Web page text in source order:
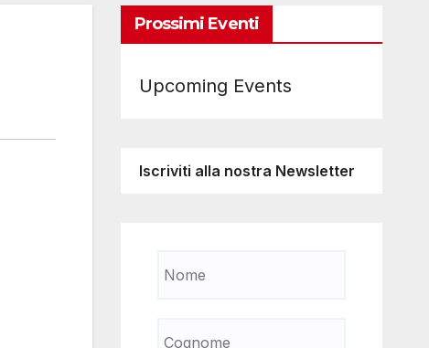
Prossimi Eventi
Upcoming Events
Iscriviti alla nostra Newsletter